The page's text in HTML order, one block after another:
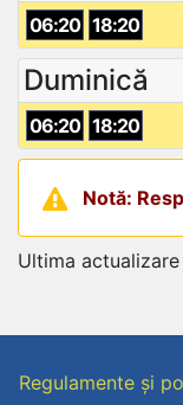
06:20 18:20
Duminică
06:20 18:20
Notă:
Ultima
Regulamente și